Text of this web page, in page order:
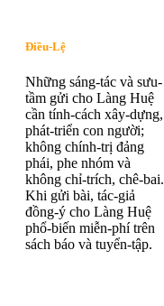
Điều-Lệ
Những sáng-tác và sưu-
tầm gửi cho Làng Huệ
cần tính-cách xây-dựng,
phát-triển con người;
không chính-trị đảng
phái, phe nhóm và
không chỉ-trích, chê-bai.
Khi gửi bài, tác-giả
đồng-ý cho Làng Huệ
phổ-biến miễn-phí trên
sách báo và tuyển-tập.